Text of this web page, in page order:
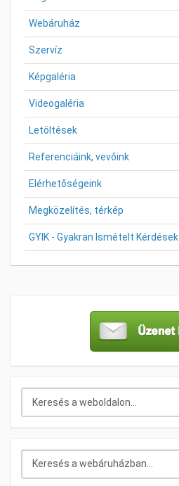
Webáruház
Szervíz
Képgaléria
Videogaléria
Letöltések
Referenciáink, vevőink
Elérhetőségeink
Megközelítés, térkép
GYIK - Gyakran Ismételt Kérdések